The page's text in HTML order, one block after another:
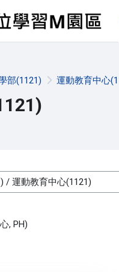
部(1121) 運動教育中心
, PH)